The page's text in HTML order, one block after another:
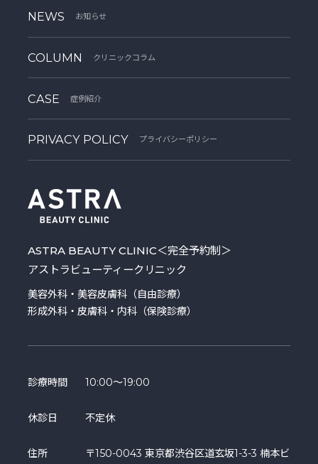
NEWS お知らせ
COLUMN クリニックコラム
CASE 症例紹介
PRIVACY POLICY プライバシーポリシー
ASTRA BEAUTY CLINIC＜完全予約制＞
アストラビューティークリニック
美容外科・美容皮膚科（自由診療）
形成外科・皮膚科・内科（保険診療）
診療時間 10:00～19:00
休診日 不定休
住所
〒150-0043 東京都渋谷区道玄坂1-3-3 楠本ビ